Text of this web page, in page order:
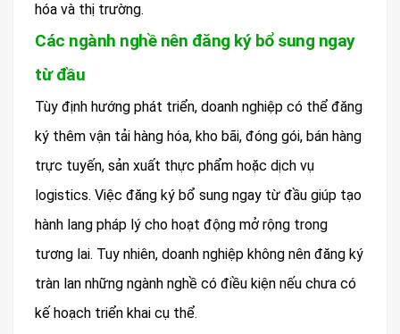
hóa và thị trường.
Các ngành nghề nên đăng ký bổ sung ngay
từ đầu
Tùy định hướng phát triển, doanh nghiệp có thể đăng
ký thêm vận tải hàng hóa, kho bãi, đóng gói, bán hàng
trực tuyến, sản xuất thực phẩm hoặc dịch vụ
logistics. Việc đăng ký bổ sung ngay từ đầu giúp tạo
hành lang pháp lý cho hoạt động mở rộng trong
tương lai. Tuy nhiên, doanh nghiệp không nên đăng ký
tràn lan những ngành nghề có điều kiện nếu chưa có
kế hoạch triển khai cụ thể.